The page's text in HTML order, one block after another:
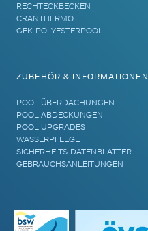
RECHTECKBECKEN
CRANTHERMO
GFK-POLYESTERPOOL
ZUBEHÖR & INFORMATIONEN
POOL ÜBERDACHUNGEN
POOL ABDECKUNGEN
POOL UPGRADES
WASSERPFLEGE
SICHERHEITS-DATENBLÄTTER
GEBRAUCHSANLEITUNGEN